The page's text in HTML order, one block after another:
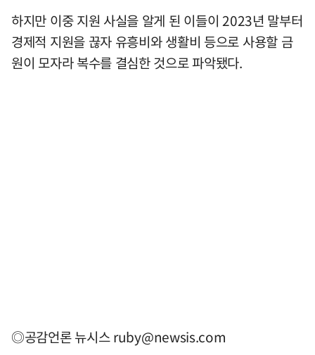
하지만 이중 지원 사실을 알게 된 이들이 2023년 말부터
경제적 지원을 끊자 유흥비와 생활비 등으로 사용할 금
원이 모자라 복수를 결심한 것으로 파악됐다.
◎공감언론 뉴시스ruby@newsis.com